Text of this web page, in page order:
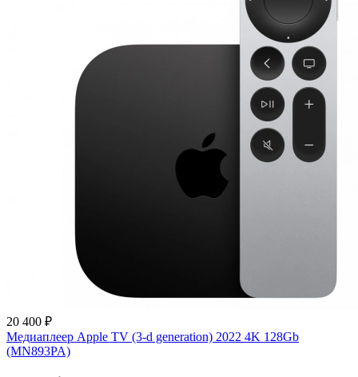
20 400 ₽
Медиаплеер Apple TV (3-d generation) 2022 4K 128Gb
(MN893PA)